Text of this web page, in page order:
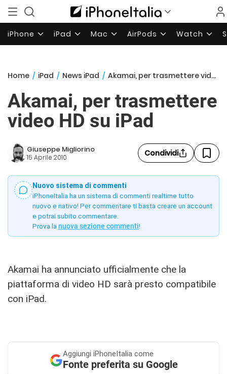
iPhone iPad Mac AirPods Watch
Home / iPad / News iPad / Akamai, per trasmettere video HD su iPad
Akamai, per trasmettere
video HD su iPad
Giuseppe Migliorino
15 Aprile 2010 Condividi
Nuovo sistema di commenti
iPhoneItalia ha un sistema di commenti realtime tutto
nuovo e nativo! Per commentare ti basta creare un account
e potrai subito commentare.
Prova la nuova sezione commenti!
Akamai ha annunciato ufficialmente che la
piattaforma di video HD sarà presto compatibile
con iPad.
Aggiungi iPhoneItalia come
Fonte preferita su Google